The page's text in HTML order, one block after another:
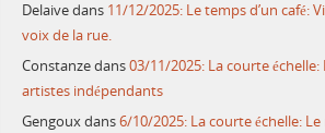
Delaivedans 11/12/2025: Le temps d’un café:
voix de la rue.
Constanzedans03/11/2025: La courte
artistes indépendants
Gengouxdans6/10/2025: La courte échelle: